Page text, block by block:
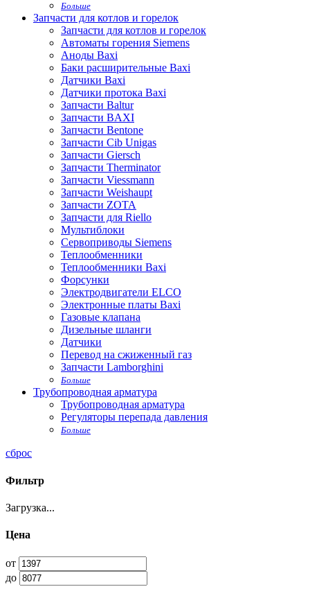
Больше
Запчасти для котлов и горелок
Запчасти для котлов и горелок
Автоматы горения Siemens
Аноды Baxi
Баки расширительные Baxi
Датчики Baxi
Датчики протока Baxi
Запчасти Baltur
Запчасти BAXI
Запчасти Bentone
Запчасти Cib Unigas
Запчасти Giersch
Запчасти Therminator
Запчасти Viessmann
Запчасти Weishaupt
Запчасти ZOTA
Запчасти для Riello
Мультиблоки
Сервоприводы Siemens
Теплообменники
Теплообменники Baxi
Форсунки
Электродвигатели ELCO
Электронные платы Baxi
Газовые клапана
Дизельные шланги
Датчики
Перевод на сжиженный газ
Запчасти Lamborghini
Больше
Трубопроводная арматура
Трубопроводная арматура
Регуляторы перепада давления
Больше
сброс
Фильтр
Загрузка...
Цена
от
до